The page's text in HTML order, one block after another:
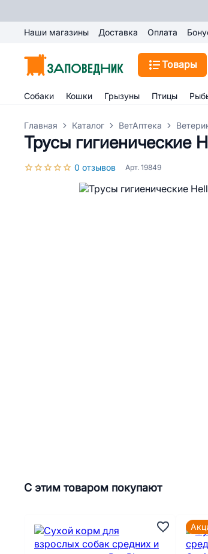
Наши магазины Доставка Оплата
Товары
Собаки Кошки Грызуны Птицы
Главная Каталог ВетАптека
Трусы гигиенические
0 отзывов Арт. 19849
С этим товаром покупают